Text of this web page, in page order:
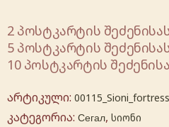
2 პოსტკარტის
5 პოსტკარტის
10 პოსტკარტის
არტიკული:
კატეგორია: Сегал, სიონი